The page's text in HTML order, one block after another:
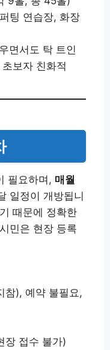
팅 연습장, 화장
면서도 탁 트인
보자 친화적
필요하며, 매월
일정이 개방됩니
때문에 정확한
민은 현장 등록
참), 예약 불필요,
장 접수 불가)